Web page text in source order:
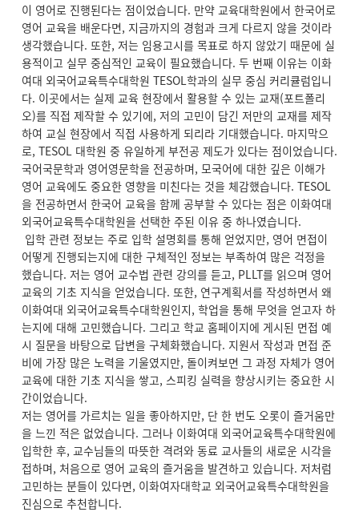
이 영어로 진행된다는 점이었습니다. 만약 교육대학원에서 한국어로
영어 교육을 배운다면, 지금까지의 경험과 크게 다르지 않을 것이라
생각했습니다. 또한, 저는 임용고시를 목표로 하지 않았기 때문에 실
용적이고 실무 중심적인 교육이 필요했습니다. 두 번째 이유는 이화
여대 외국어교육특수대학원 TESOL학과의 실무 중심 커리큘럼입니
다. 이곳에서는 실제 교육 현장에서 활용할 수 있는 교재(포트폴리
오)를 직접 제작할 수 있기에, 저의 고민이 담긴 저만의 교재를 제작
하여 교실 현장에서 직접 사용하게 되리라 기대했습니다. 마지막으
로, TESOL 대학원 중 유일하게 부전공 제도가 있다는 점이었습니다.
국어국문학과 영어영문학을 전공하며, 모국어에 대한 깊은 이해가
영어 교육에도 중요한 영향을 미친다는 것을 체감했습니다. TESOL
을 전공하면서 한국어 교육을 함께 공부할 수 있다는 점은 이화여대
외국어교육특수대학원을 선택한 주된 이유 중 하나였습니다.
입학 관련 정보는 주로 입학 설명회를 통해 얻었지만, 영어 면접이
어떻게 진행되는지에 대한 구체적인 정보는 부족하여 많은 걱정을
했습니다. 저는 영어 교수법 관련 강의를 듣고, PLLT를 읽으며 영어
교육의 기초 지식을 얻었습니다. 또한, 연구계획서를 작성하면서 왜
이화여대 외국어교육특수대학원인지, 학업을 통해 무엇을 얻고자 하
는지에 대해 고민했습니다. 그리고 학교 홈페이지에 게시된 면접 예
시 질문을 바탕으로 답변을 구체화했습니다. 지원서 작성과 면접 준
비에 가장 많은 노력을 기울였지만, 돌이켜보면 그 과정 자체가 영어
교육에 대한 기초 지식을 쌓고, 스피킹 실력을 향상시키는 중요한 시
간이었습니다.
저는 영어를 가르치는 일을 좋아하지만, 단 한 번도 오롯이 즐거움만
을 느낀 적은 없었습니다. 그러나 이화여대 외국어교육특수대학원에
입학한 후, 교수님들의 따뜻한 격려와 동료 교사들의 새로운 시각을
접하며, 처음으로 영어 교육의 즐거움을 발견하고 있습니다. 저처럼
고민하는 분들이 있다면, 이화여자대학교 외국어교육특수대학원을
진심으로 추천합니다.